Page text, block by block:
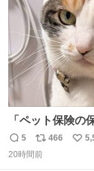
「ペット保険の
ちゃんと座って
返
信
5
リ
ポ
466
い
20時間前